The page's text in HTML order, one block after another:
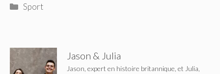
Catégories
Sport
Jason & Julia
Jason, expert en histoire britannique, et Julia,